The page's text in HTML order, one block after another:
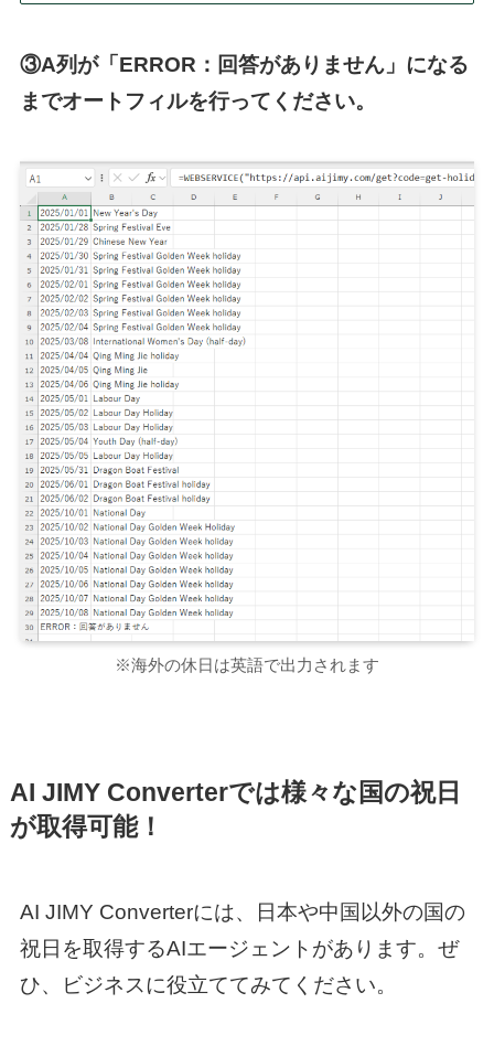
③A列が「ERROR：回答がありません」になる
までオートフィルを行ってください。
※海外の休日は英語で出力されます
AI JIMY Converterでは様々な国の祝日
が取得可能！
AI JIMY Converterには、日本や中国以外の国の
祝日を取得するAIエージェントがあります。ぜ
ひ、ビジネスに役立ててみてください。